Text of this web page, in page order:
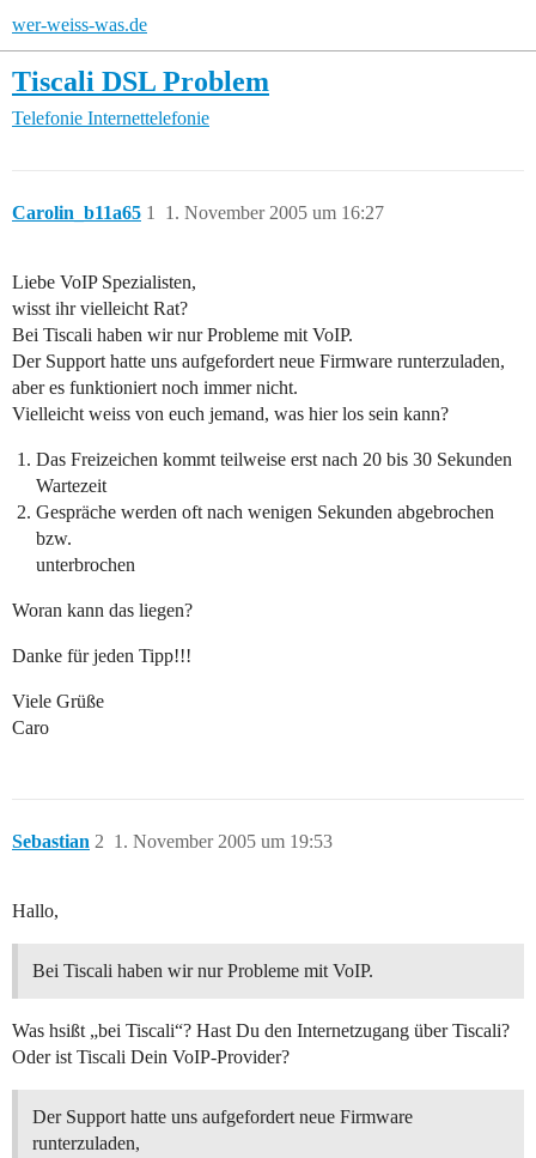
wer-weiss-was.de
Tiscali DSL Problem
Telefonie Internettelefonie
Carolin_b11a65 1. November 2005 um 16:27
1
Liebe VoIP Spezialisten,
wisst ihr vielleicht Rat?
Bei Tiscali haben wir nur Probleme mit VoIP.
Der Support hatte uns aufgefordert neue Firmware runterzuladen,
aber es funktioniert noch immer nicht.
Vielleicht weiss von euch jemand, was hier los sein kann?
Das Freizeichen kommt teilweise erst nach 20 bis 30 Sekunden
Wartezeit
Gespräche werden oft nach wenigen Sekunden abgebrochen
bzw.
unterbrochen
Woran kann das liegen?
Danke für jeden Tipp!!!
Viele Grüße
Caro
Sebastian 1. November 2005 um 19:53
2
Hallo,
Bei Tiscali haben wir nur Probleme mit VoIP.
Was hsißt „bei Tiscali“? Hast Du den Internetzugang über Tiscali?
Oder ist Tiscali Dein VoIP-Provider?
Der Support hatte uns aufgefordert neue Firmware
runterzuladen,